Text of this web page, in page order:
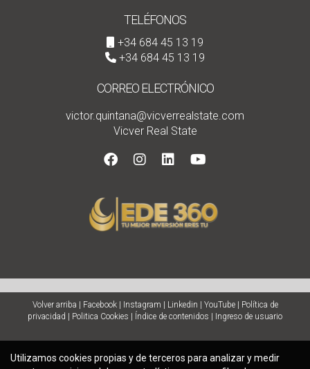
TELÉFONOS
+34 684 45 13 19
+34 684 45 13 19
CORREO ELECTRÓNICO
victor.quintana@vicverrealstate.com
Vicver Real State
Volver arriba Facebook| Instagram Linkedin YouTube|
Política de
privacidad
Politica Cookies Índice de contenidos Ingreso de usuario
Utilizamos cookies propias y de terceros para analizar y medir